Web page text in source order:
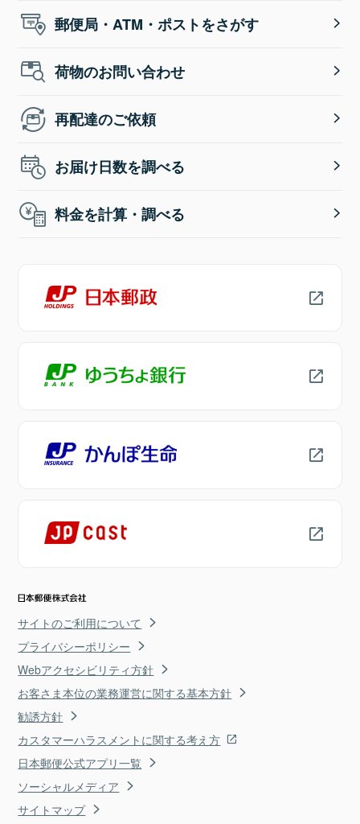
郵便局・ATM・ポストをさがす
荷物のお問い合わせ
再配達のご依頼
お届け日数を調べる
料金を計算・調べる
サイトのご利用について
プライバシーポリシー
Webアクセシビリティ方針
お客さま本位の業務運営に関する基本方針
勧誘方針
カスタマーハラスメントに関する考え方
日本郵便公式アプリ一覧
ソーシャルメディア
サイトマップ